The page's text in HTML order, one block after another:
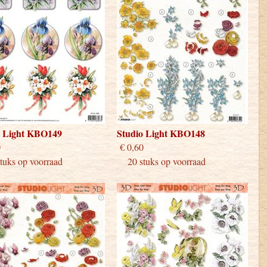
Light KBO149
0,60
op voorraad
Studio Light KBO148
€ 0,60
20 stuks op voorraad